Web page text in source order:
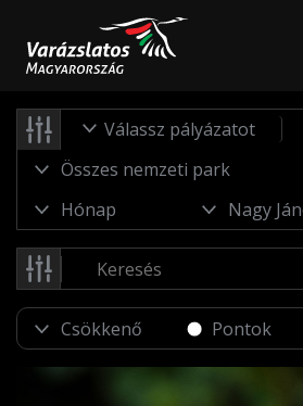
Válassz pályázatot
Pontok